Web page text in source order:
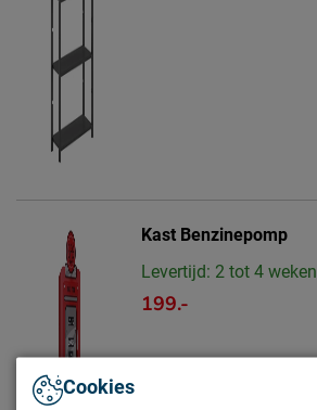
Kast Benzinepomp
Levertijd: 2 tot 4 weken
199.-
Cookies